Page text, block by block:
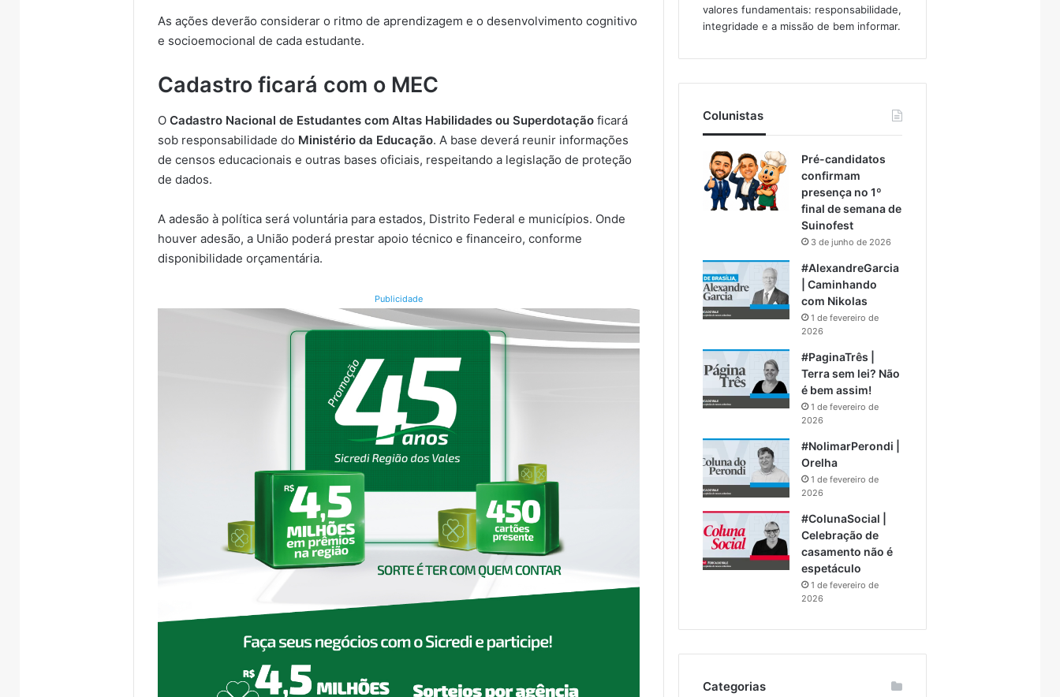
As ações deverão considerar o ritmo de aprendizagem e o desenvolvimento cognitivo
e socioemocional de cada estudante.
Cadastro ficará com o MEC
OCadastro Nacional de Estudantes com Altas Habilidades ou Superdotação ficará
sob responsabilidade do Ministério da Educação. A base deverá reunir informações
de censos educacionais e outras bases oficiais, respeitando a legislação de proteção
de dados.
A adesão à política será voluntária para estados, Distrito Federal e municípios. Onde
houver adesão, a União poderá prestar apoio técnico e financeiro, conforme
disponibilidade orçamentária.
Publicidade
valores fundamentais: responsabilidade,
integridade e a missão de bem informar.​
Colunistas
Pré-candidatos
confirmam
presença no 1º
final de semana de
Suinofest
3 de junho de 2026
#AlexandreGarcia
| Caminhando
com Nikolas
1 de fevereiro de
2026
#PaginaTrês |
Terra sem lei? Não
é bem assim!
1 de fevereiro de
2026
#NolimarPerondi |
Orelha
1 de fevereiro de
2026
#ColunaSocial |
Celebração de
casamento não é
espetáculo
1 de fevereiro de
2026
Categorias